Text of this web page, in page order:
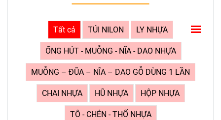
Tất cả TÚI NILON LY NHỰA
ỐNG HÚT - MUỖNG - NĨA - DAO NHỰA
MUỖNG – ĐŨA – NĨA – DAO GỖ DÙNG 1 LẦN
CHAI NHỰA HŨ NHỰA HỘP NHỰA
TÔ - CHÉN - THỐ NHỰA